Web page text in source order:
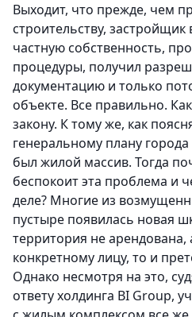
Выходит, что прежде, чем
строительству,
частную собственность,
процедуры, получил
документацию и только
объекте. Все правильно.
закону. К тому же, как
генеральному плану города
был жилой массив. Тогда
беспокоит эта проблема и
деле? Многие из
пустыре появилась новая
территория не
конкретному лицу, то и
Однако несмотря на это,
ответу холдинга BI Group,